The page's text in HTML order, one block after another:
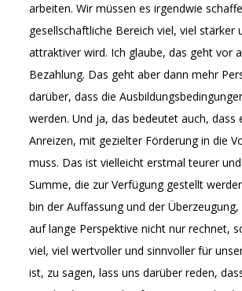
arbeiten. Wir müssen es irgendwie
gesellschaftliche Bereich viel, viel stärker
attraktiver wird. Ich glaube, das geht vor
Bezahlung. Das geht aber dann mehr
darüber, dass die
werden. Und ja, das bedeutet auch, dass
Anreizen, mit gezielter Förderung in die
muss. Das ist vielleicht erstmal teurer
Summe, die zur Verfügung gestellt
bin der Auffassung und der Überzeugung,
auf lange Perspektive nicht nur rechnet,
viel, viel wertvoller und sinnvoller für
ist, zu sagen, lass uns darüber reden,